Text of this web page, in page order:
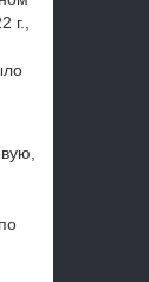
г.,